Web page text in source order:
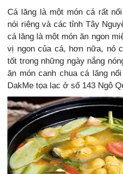
Cá lăng là một món cá rất
nói riêng và các tỉnh Tây
cá lăng là một món ăn ngon
vị ngon của cá, hơn nữa, nó
tốt trong những ngày nắng
ăn món canh chua cá lăng
DakMe tọa lạc ở số 143 Ngô